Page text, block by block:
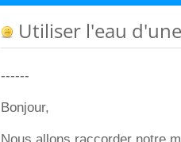
Utiliser l'eau
------
Bonjour,